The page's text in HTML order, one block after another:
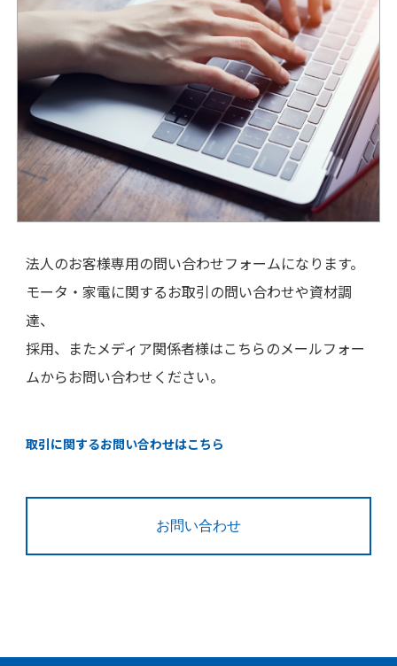
法人のお客様専用の問い合わせフォームになります。
モータ・家電に関するお取引の問い合わせや資材調
達、
採用、またメディア関係者様はこちらのメールフォー
ムからお問い合わせください。
取引に関するお問い合わせはこちら
お問い合わせ